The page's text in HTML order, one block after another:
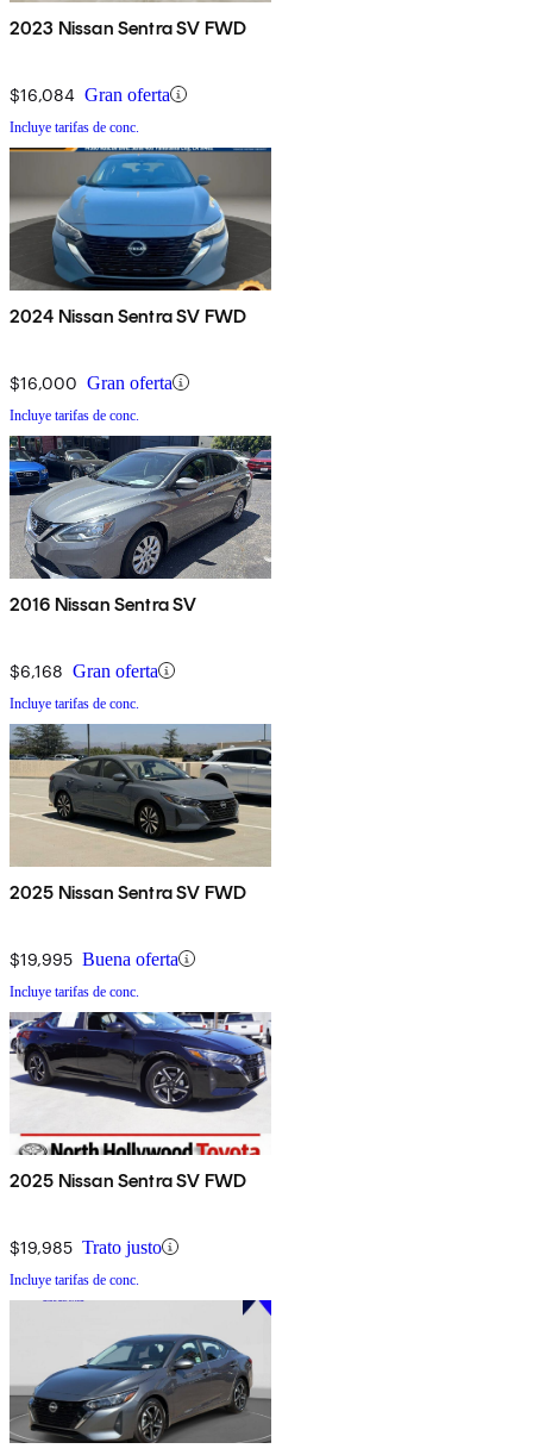
2023 Nissan Sentra SV FWD
$16,084 Gran oferta
Incluye tarifas de conc.
2024 Nissan Sentra SV FWD
$16,000 Gran oferta
Incluye tarifas de conc.
2016 Nissan Sentra SV
$6,168 Gran oferta
Incluye tarifas de conc.
2025 Nissan Sentra SV FWD
$19,995 Buena oferta
Incluye tarifas de conc.
2025 Nissan Sentra SV FWD
$19,985 Trato justo
Incluye tarifas de conc.